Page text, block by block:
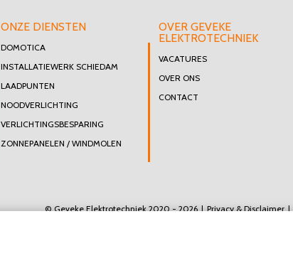
ONZE DIENSTEN
DOMOTICA
INSTALLATIEWERK SCHIEDAM
LAADPUNTEN
NOODVERLICHTING
VERLICHTINGSBESPARING
ZONNEPANELEN / WINDMOLEN
OVER GEVEKE
ELEKTROTECHNIEK
VACATURES
OVER ONS
CONTACT
© Geveke Elektrotechniek 2020 - 2026 Privacy & Disclaimer